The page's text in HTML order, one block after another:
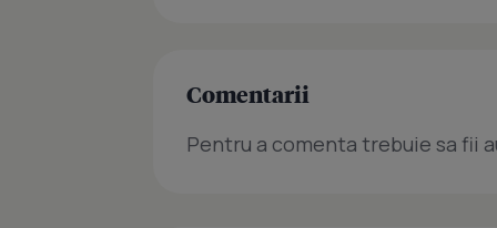
Comentarii
Pentru a comenta trebuie sa fii